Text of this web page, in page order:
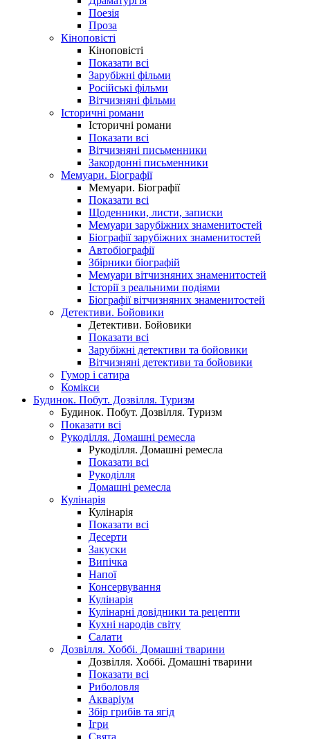
Поезія
Проза
Кіноповісті
Кіноповісті
Показати всі
Зарубіжні фільми
Російські фільми
Вітчизняні фільми
Історичні романи
Історичні романи
Показати всі
Вітчизняні письменники
Закордонні письменники
Мемуари. Біографії
Мемуари. Біографії
Показати всі
Щоденники, листи, записки
Мемуари зарубіжних знаменитостей
Біографії зарубіжних знаменитостей
Автобіографії
Збірники біографій
Мемуари вітчизняних знаменитостей
Історії з реальними подіями
Біографії вітчизняних знаменитостей
Детективи. Бойовики
Детективи. Бойовики
Показати всі
Зарубіжні детективи та бойовики
Вітчизняні детективи та бойовики
Гумор і сатира
Комікси
Будинок. Побут. Дозвілля. Туризм
Будинок. Побут. Дозвілля. Туризм
Показати всі
Рукоділля. Домашні ремесла
Рукоділля. Домашні ремесла
Показати всі
Рукоділля
Домашні ремесла
Кулінарія
Кулінарія
Показати всі
Десерти
Закуски
Випічка
Напої
Консервування
Кулінарія
Кулінарні довідники та рецепти
Кухні народів світу
Салати
Дозвілля. Хоббі. Домашні тварини
Дозвілля. Хоббі. Домашні тварини
Показати всі
Риболовля
Акваріум
Збір грибів та ягід
Ігри
Свята